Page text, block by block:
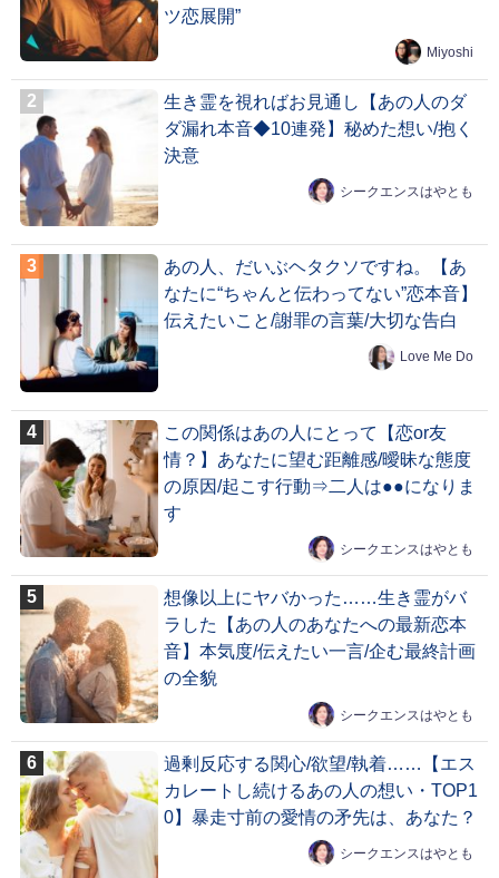
ツ恋展開”
Miyoshi
生き霊を視ればお見通し【あの人のダ
ダ漏れ本音◆10連発】秘めた想い/抱く
決意
シークエンスはやとも
あの人、だいぶヘタクソですね。【あ
なたに“ちゃんと伝わってない”恋本音】
伝えたいこと/謝罪の言葉/大切な告白
Love Me Do
この関係はあの人にとって【恋or友
情？】あなたに望む距離感/曖昧な態度
の原因/起こす行動⇒二人は●●になりま
す
シークエンスはやとも
想像以上にヤバかった……生き霊がバ
ラした【あの人のあなたへの最新恋本
音】本気度/伝えたい一言/企む最終計画
の全貌
シークエンスはやとも
過剰反応する関心/欲望/執着……【エス
カレートし続けるあの人の想い・TOP1
0】暴走寸前の愛情の矛先は、あなた？
シークエンスはやとも